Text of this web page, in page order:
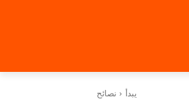
يبدأ نصائح